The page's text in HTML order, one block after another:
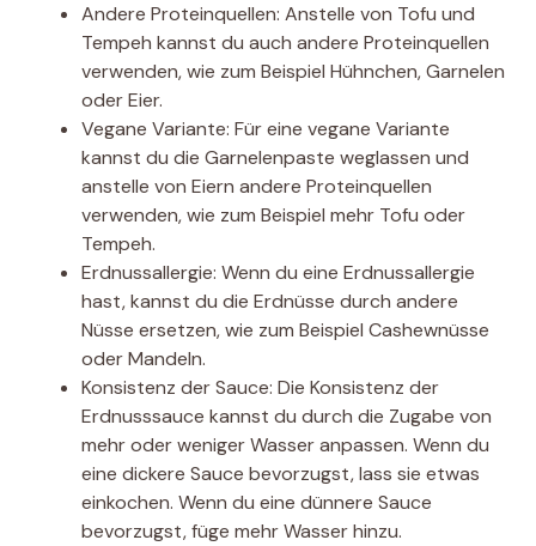
Andere Proteinquellen: Anstelle von Tofu und
Tempeh kannst du auch andere Proteinquellen
verwenden, wie zum Beispiel Hühnchen, Garnelen
oder Eier.
Vegane Variante: Für eine vegane Variante
kannst du die Garnelenpaste weglassen und
anstelle von Eiern andere Proteinquellen
verwenden, wie zum Beispiel mehr Tofu oder
Tempeh.
Erdnussallergie: Wenn du eine Erdnussallergie
hast, kannst du die Erdnüsse durch andere
Nüsse ersetzen, wie zum Beispiel Cashewnüsse
oder Mandeln.
Konsistenz der Sauce: Die Konsistenz der
Erdnusssauce kannst du durch die Zugabe von
mehr oder weniger Wasser anpassen. Wenn du
eine dickere Sauce bevorzugst, lass sie etwas
einkochen. Wenn du eine dünnere Sauce
bevorzugst, füge mehr Wasser hinzu.